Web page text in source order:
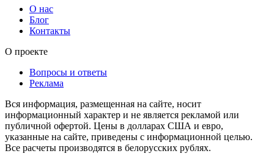
О нас
Блог
Контакты
О проекте
Вопросы и ответы
Реклама
Вся информация, размещенная на сайте, носит
информационный характер и не является рекламой или
публичной офертой. Цены в долларах США и евро,
указанные на сайте, приведены с информационной целью.
Все расчеты производятся в белорусских рублях.